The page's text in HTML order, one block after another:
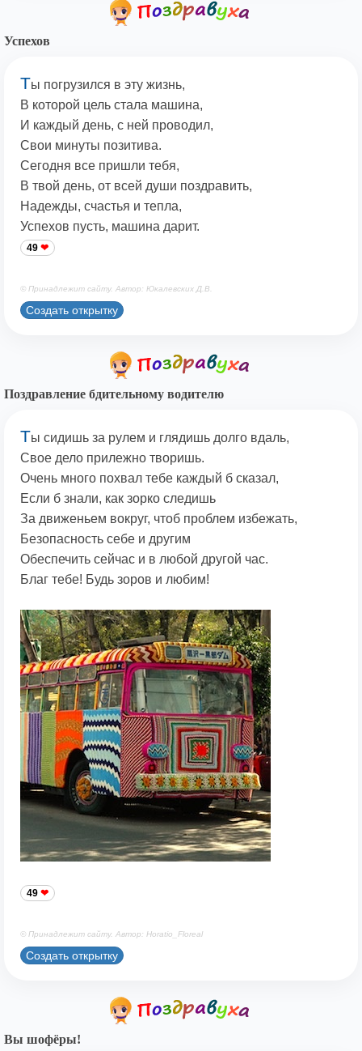
Успехов
Ты погрузился в эту жизнь,
В которой цель стала машина,
И каждый день, с ней проводил,
Свои минуты позитива.
Сегодня все пришли тебя,
В твой день, от всей души поздравить,
Надежды, счастья и тепла,
Успехов пусть, машина дарит.
49
© Принадлежит сайту. Автор: Юкалевских Д.В.
Создать открытку
Поздравление бдительному водителю
Ты сидишь за рулем и глядишь долго вдаль,
Свое дело прилежно творишь.
Очень много похвал тебе каждый б сказал,
Если б знали, как зорко следишь
За движеньем вокруг, чтоб проблем избежать,
Безопасность себе и другим
Обеспечить сейчас и в любой другой час.
Благ тебе! Будь зоров и любим!
49
© Принадлежит сайту. Автор: Horatio_Floreal
Создать открытку
Вы шофёры!